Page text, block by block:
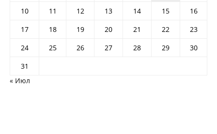
10 11 12 13 14 15
16
17
18 19 20 21 22
23
24
25 26 27 28 29
30
31
« Июл